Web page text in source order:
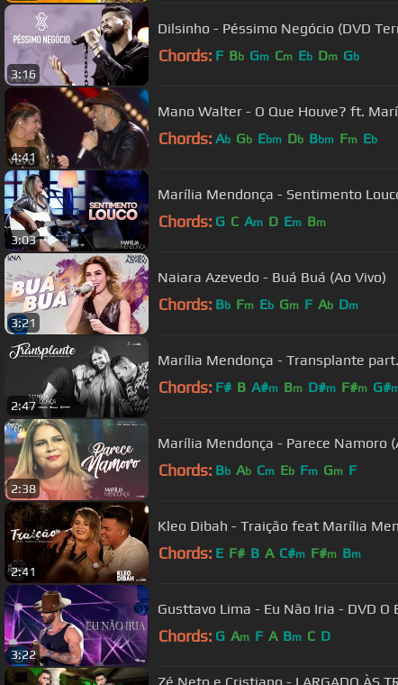
3:16
Dilsinho - Péssimo Negócio (DVD
Chords: F Bb Gm Cm Eb Dm Gb
4:41
Mano Walter - O Que Houve? ft.
Chords: Ab Gb Ebm Db Bbm Fm Eb
3:03
Marília Mendonça - Sentimento
Chords: G C Am D Em Bm
3:21
Naiara Azevedo - Buá Buá (Ao Vivo)
Chords: Bb Fm Eb Gm F Ab Dm
2:47
Marília Mendonça - Transplante
Chords: F# B A#m Bm D#m F#m G#
2:38
Marília Mendonça - Parece Namoro
Chords: Bb Ab Cm Eb Fm Gm F
2:41
Kleo Dibah - Traição feat Marília
Chords: E F# B A C#m F#m Bm
3:22
Gusttavo Lima - Eu Não Iria - DVD O
Chords: G Am F A Bm C D